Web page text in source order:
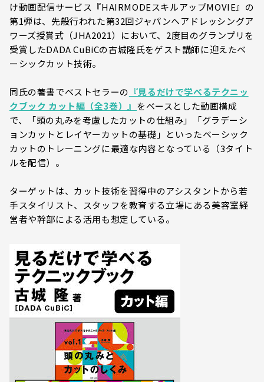
け動画配信サービス『HAIRMODEスキルアップMOVIE』の
第1弾は、先般行われた第32回ジャパンヘアドレッシングア
ワーズ授賞式（JHA2021）において、2度目のグランプリを
受賞したDADA CuBiCの古城隆氏をゲスト講師に迎えたベ
ーシックカット技術。
同氏の著書でベストセラーの 『見るだけで学べるテクニッ
クブック カット編（全3巻）』 をベースとした動画構成
で、「頭の丸みを考慮したカットの仕組み」「グラデーシ
ョンカットとレイヤーカットの基礎」といったベーシック
カットのトレーニングに最適な内容となっている（3タイト
ルを配信）。
ターゲットは、カット技術を習得中のアシスタントから若
手スタイリスト、スタッフを教育する立場にある美容室経
営者や幹部による活用も想定している。